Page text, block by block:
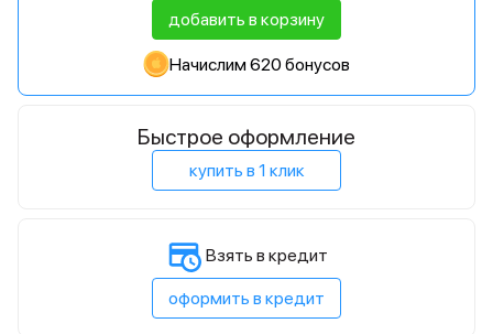
добавить в корзину
Начислим 620 бонусов
Быстрое оформление
купить в 1 клик
Взять в кредит
оформить в кредит